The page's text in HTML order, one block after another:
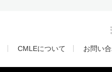
CMLEについて お問い